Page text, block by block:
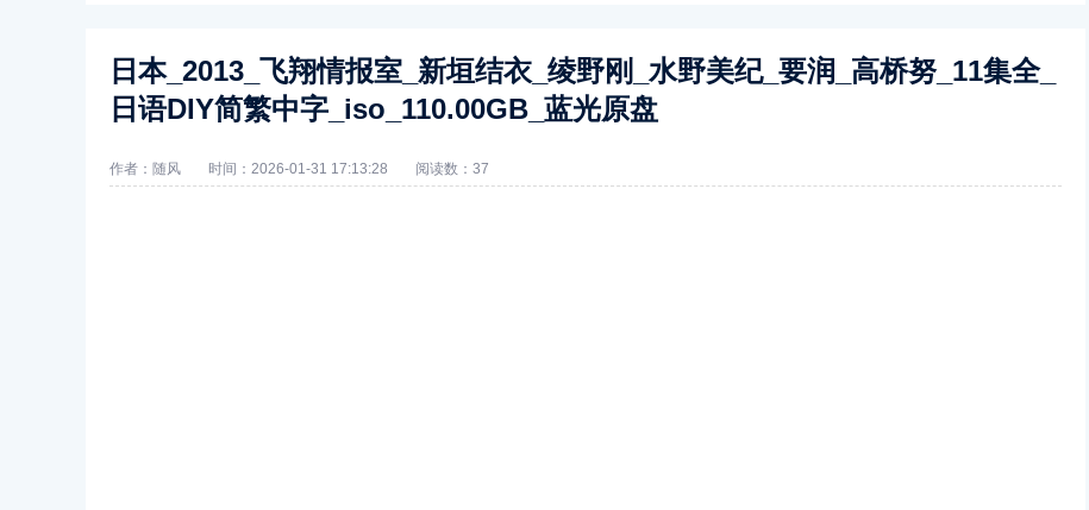
日本_2013_飞翔情报室_新垣结衣_绫野刚_水野美纪_要润_高桥努_11集全_
日语DIY简繁中字_iso_110.00GB_蓝光原盘
作者：随风 时间：2026-01-31 17:13:28 阅读数： 37